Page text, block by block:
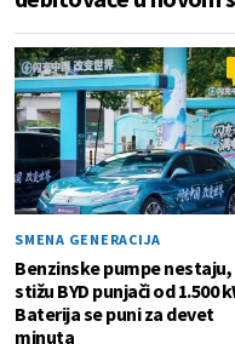
SMENA GENERACIJA
Benzinske pumpe nestaju,
stižu BYD punjači od 1.500
Baterija se puni za devet
minuta